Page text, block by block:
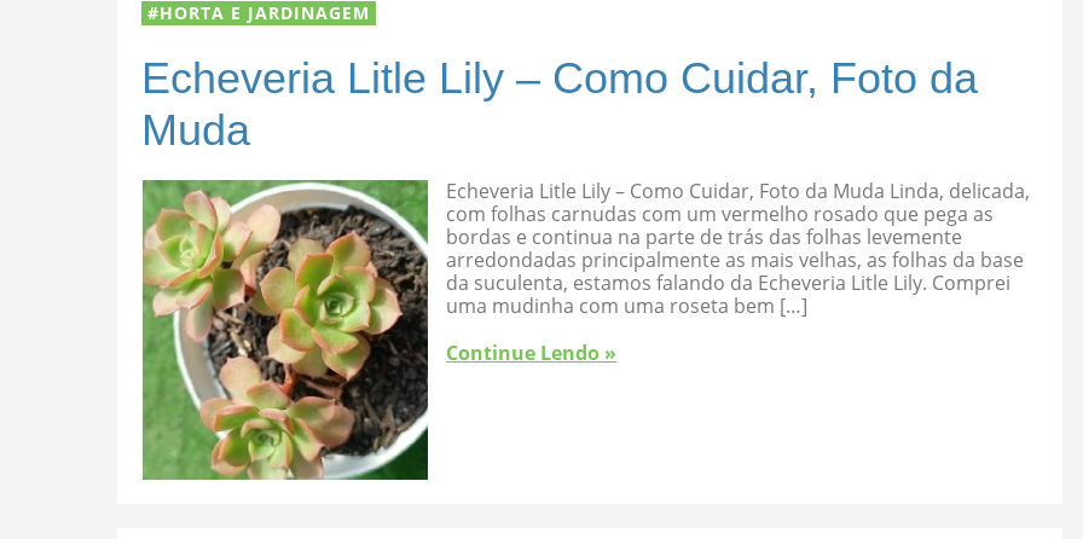
HORTA E JARDINAGEM
Echeveria Litle Lily – Como Cuidar, Foto da
Muda
Echeveria Litle Lily – Como Cuidar, Foto da Muda Linda, delicada,
com folhas carnudas com um vermelho rosado que pega as
bordas e continua na parte de trás das folhas levemente
arredondadas principalmente as mais velhas, as folhas da base
da suculenta, estamos falando da Echeveria Litle Lily. Comprei
uma mudinha com uma roseta bem […]
Continue Lendo »